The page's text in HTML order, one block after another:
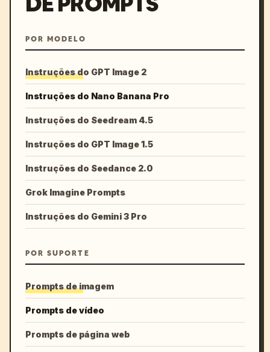
POR MODELO
Instruções do GPT Image 2
Instruções do Nano Banana Pro
Instruções do Seedream 4.5
Instruções do GPT Image 1.5
Instruções do Seedance 2.0
Grok Imagine Prompts
Instruções do Gemini 3 Pro
POR SUPORTE
Prompts de imagem
Prompts de vídeo
Prompts de página web